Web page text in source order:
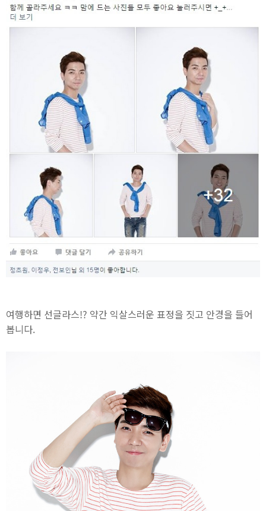
여행하면 선글라스!? 약간 익살스러운 표정을 짓고 안경을 들어
봅니다.